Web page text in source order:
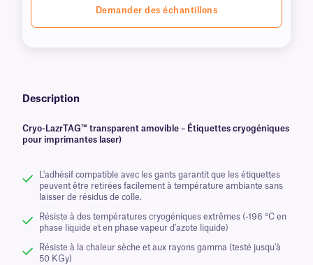
Demander des échantillons
Description
Cryo-LazrTAG™ transparent amovible – Étiquettes cryogéniques
pour imprimantes laser)
L'adhésif compatible avec les gants garantit que les étiquettes
peuvent être retirées facilement à température ambiante sans
laisser de résidus de colle.
Résiste à des températures cryogéniques extrêmes (-196 °C en
phase liquide et en phase vapeur d'azote liquide)
Résiste à la chaleur sèche et aux rayons gamma (testé jusqu'à
50 KGy)